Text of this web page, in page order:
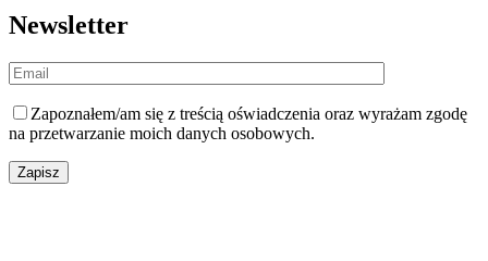
Newsletter
Zapoznałem/am się z treścią oświadczenia oraz wyrażam zgodę
na przetwarzanie moich danych osobowych.